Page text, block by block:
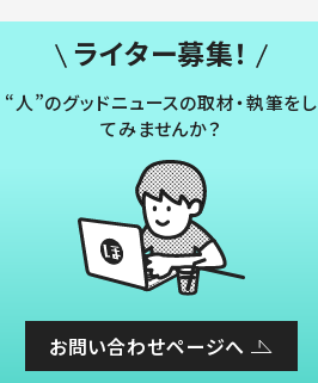
ライター募集！
“人”のグッドニュースの取材・執筆をし
てみませんか？
お問い合わせページへ